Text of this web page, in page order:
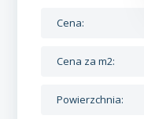
Cena:
Cena za m2:
Powierzchnia: